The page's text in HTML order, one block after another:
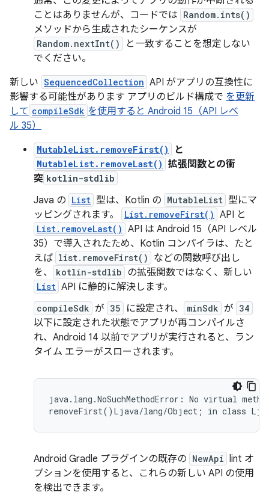
ことはありませんが、コードでは Random.ints()
メソッドから生成されたシーケンスが
Random.nextInt()
と一致することを想定しない
でください。
新しい SequencedCollection API がアプリの互換性に
影響する可能性があります アプリのビルド構成で を更新
して compileSdk を使用すると Android 15（API レベ
ル 35）
MutableList.removeFirst() と
MutableList.removeLast() 拡張関数との衝
突 kotlin-stdlib
Java の List 型は、Kotlin の MutableList 型にマ
ッピングされます。
List.removeFirst() API と
List.removeLast() API は Android 15（API レベル
35）で導入されたため、Kotlin コンパイラは、たと
えば list.removeFirst()
などの関数呼び出し
を、
kotlin-stdlib の拡張関数ではなく、新しい
List API に静的に解決します。
compileSdk が 35 に設定され、 minSdk が 34
以下に設定された状態でアプリが再コンパイルさ
れ、Android 14 以前でアプリが実行されると、ラン
タイム エラーがスローされます。
java.lang.NoSuchMethodError: No virtual
Android Gradle プラグインの既存の NewApi lint オ
プションを使用すると、これらの新しい API の使用
を検出できます。